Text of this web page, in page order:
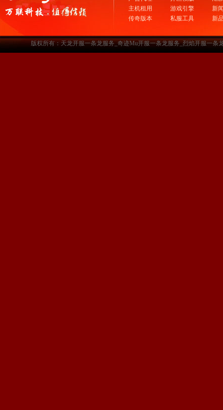
主机租用
传奇版本
游戏引擎
私服工具
新
新
版权所有：天龙开服一条龙服务_奇迹Mu开服一条龙服务_烈焰开服一条